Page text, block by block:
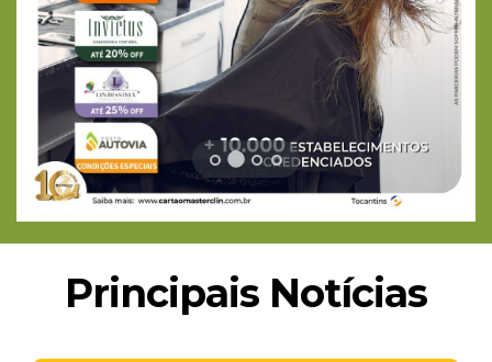
Principais Notícias